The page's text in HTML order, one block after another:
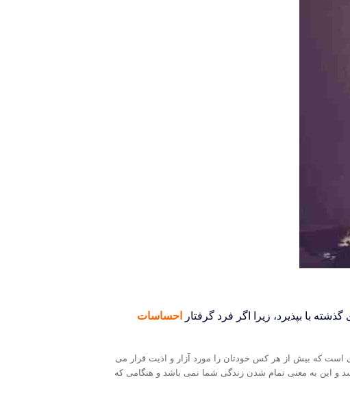
با بپذیرد، زیرا اگر فرد گرفتار احساسات
که بیش از هر کس خودتان را مورد آزار و اذیت قرار می
و این به معنی تمام شدن زندگی شما نمی باشد و هنگامی که